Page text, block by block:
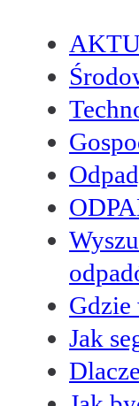
Gdzie
Jak